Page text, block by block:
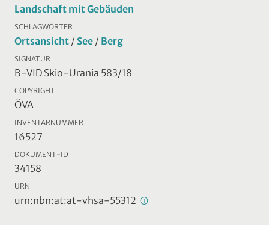
Landschaft mit Gebäuden
SCHLAGWÖRTER
Ortsansicht / See / Berg
SIGNATUR
B-VID Skio-Urania 583/18
COPYRIGHT
ÖVA
INVENTARNUMMER
16527
DOKUMENT-ID
34158
URN
urn:nbn:at:at-vhsa-55312